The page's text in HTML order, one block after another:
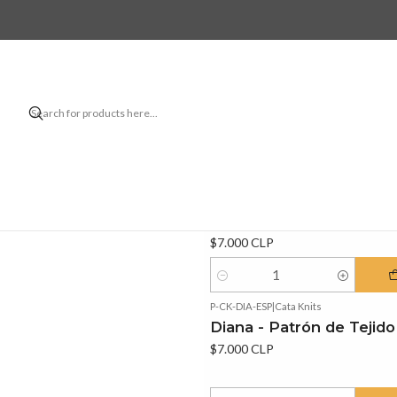
$7.000 CLP
Quantity
P-CK-DIA-ESP|Cata Knits
Diana - Patrón de Tejido
$7.000 CLP